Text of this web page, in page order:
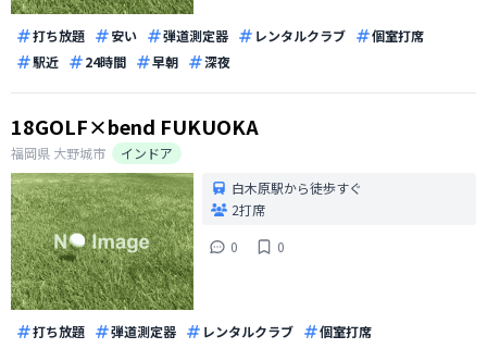
打ち放題 安い 弾道測定器 レンタルクラブ
個室打席
駅近
24時間 早朝 深夜
18GOLF×bend FUKUOKA
福岡県 大野城市
インドア
白木原駅から徒歩すぐ
2打席
0
0
打ち放題 弾道測定器 レンタルクラブ 個室打席